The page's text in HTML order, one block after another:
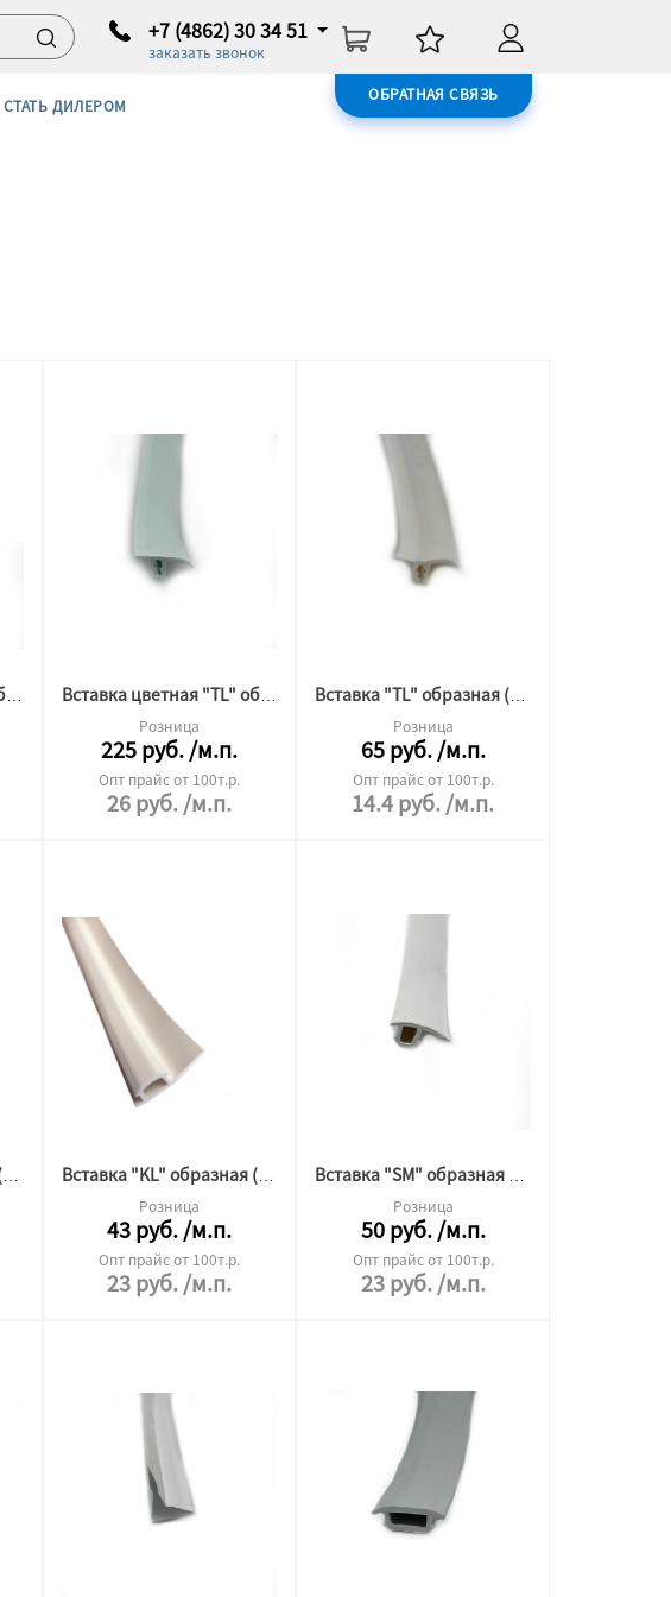
+7 (4862) 30 34 51
заказать звонок
ОБРАТНАЯ СВЯЗЬ
СТАТЬ ДИЛЕРОМ
Вставка цветная "TL" образная 307 Вставка цветная "TL" образная 604
Розница
225руб./м.п.
Опт прайс от 100т.р.
26руб./м.п.
Розница
65 руб. /м.п.
Опт прайс от 100т.р.
14.4руб./м.п.
Вставка "FL" образная (ГОТИКА) Вставка "KL" образная (ГОТИКА)
Розница
43руб./м.п.
Опт прайс от 100т.р.
23руб./м.п.
Розница
50 руб. /м.п.
Опт прайс от 100т.р.
23 руб. /м.п.